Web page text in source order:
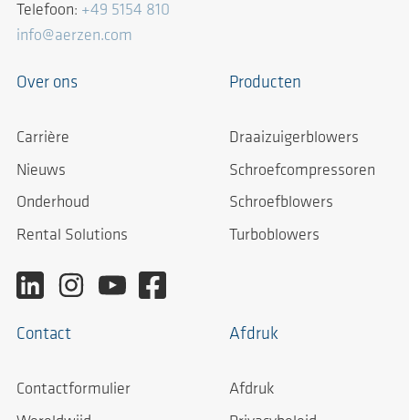
Telefoon: +49 5154 810
info@aerzen.com
Over ons
Carrière
Nieuws
Onderhoud
Rental Solutions
Producten
Draaizuigerblowers
Schroefcompressoren
Schroefblowers
Turboblowers
Contact
Contactformulier
Afdruk
Afdruk